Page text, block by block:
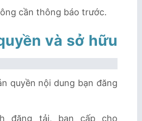
cần thông báo trước.
và sở hữu
quyền nội dung bạn đăng
đăng tải, bạn cấp cho